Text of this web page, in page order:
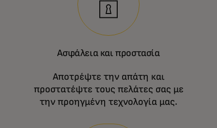
Ασφάλεια και προστασία
Αποτρέψτε την απάτη και
προστατέψτε τους πελάτες σας με
την προηγμένη τεχνολογία μας.